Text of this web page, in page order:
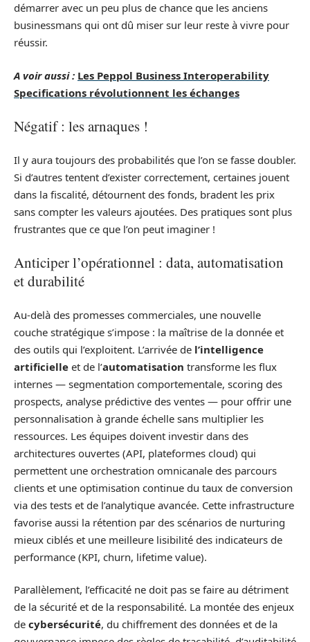
démarrer avec un peu plus de chance que les anciens
businessmans qui ont dû miser sur leur reste à vivre pour
réussir.
A voir aussi : Les Peppol Business Interoperability
Specifications révolutionnent les échanges
Négatif : les arnaques !
Il y aura toujours des probabilités que l’on se fasse doubler.
Si d’autres tentent d’exister correctement, certaines jouent
dans la fiscalité, détournent des fonds, bradent les prix
sans compter les valeurs ajoutées. Des pratiques sont plus
frustrantes que ce que l’on peut imaginer !
Anticiper l’opérationnel : data, automatisation
et durabilité
Au-delà des promesses commerciales, une nouvelle
couche stratégique s’impose : la maîtrise de la donnée et
des outils qui l’exploitent. L’arrivée de l’intelligence
artificielle et de l’automatisation transforme les flux
internes — segmentation comportementale, scoring des
prospects, analyse prédictive des ventes — pour offrir une
personnalisation à grande échelle sans multiplier les
ressources. Les équipes doivent investir dans des
architectures ouvertes (API, plateformes cloud) qui
permettent une orchestration omnicanale des parcours
clients et une optimisation continue du taux de conversion
via des tests et de l’analytique avancée. Cette infrastructure
favorise aussi la rétention par des scénarios de nurturing
mieux ciblés et une meilleure lisibilité des indicateurs de
performance (KPI, churn, lifetime value).
Parallèlement, l’efficacité ne doit pas se faire au détriment
de la sécurité et de la responsabilité. La montée des enjeux
de cybersécurité, du chiffrement des données et de la